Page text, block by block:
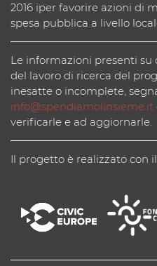
2016 iper favorire azioni di
spesa pubblica a livello
Le informazioni presenti su
del lavoro di ricerca del
inesatte o incomplete,
info@spendiamolinsieme.it
verificarle e ad aggiornarle.
Il progetto è realizzato con